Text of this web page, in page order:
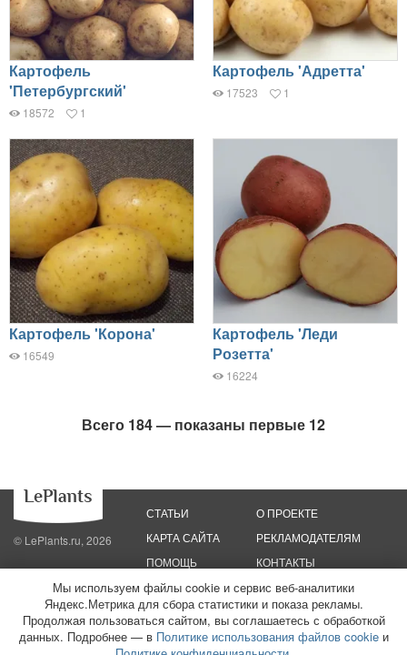
Картофель
'Петербургский'
18572 1
Картофель 'Адретта'
17523 1
Картофель 'Корона'
16549
Картофель 'Леди
Розетта'
16224
Всего 184 — показаны первые 12
© LePlants.ru, 2026
СТАТЬИ
КАРТА САЙТА
ПОМОЩЬ
О ПРОЕКТЕ
РЕКЛАМОДАТЕЛЯМ
КОНТАКТЫ
Политика конфиденциальности
Политика использования файлов cookie
Пользовательское соглашение
Редакционные стандарты
ООО «Трафик»
ИНН 7813175200 ОГРН 1027806866724
Монетизация
Мы используем файлы cookie и сервис веб-аналитики
Яндекс.Метрика для сбора статистики и показа рекламы.
Продолжая пользоваться сайтом, вы соглашаетесь с обработкой
данных. Подробнее — в Политике использования файлов cookieи